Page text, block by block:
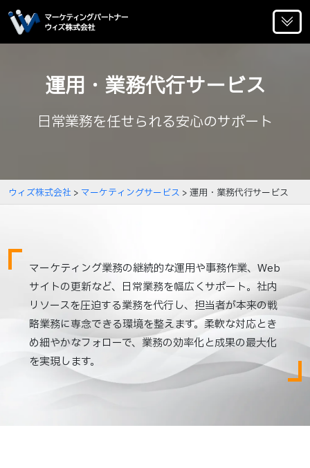
運用・業務代行サービス
日常業務を任せられる安心のサポート
ウィズ株式会社 > マーケティングサービス > 運用・業務代行サービス
マーケティング業務の継続的な運用や事務作業、Web
サイトの更新など、日常業務を幅広くサポート。社内
リソースを圧迫する業務を代行し、担当者が本来の戦
略業務に専念できる環境を整えます。柔軟な対応とき
め細やかなフォローで、業務の効率化と成果の最大化
を実現します。